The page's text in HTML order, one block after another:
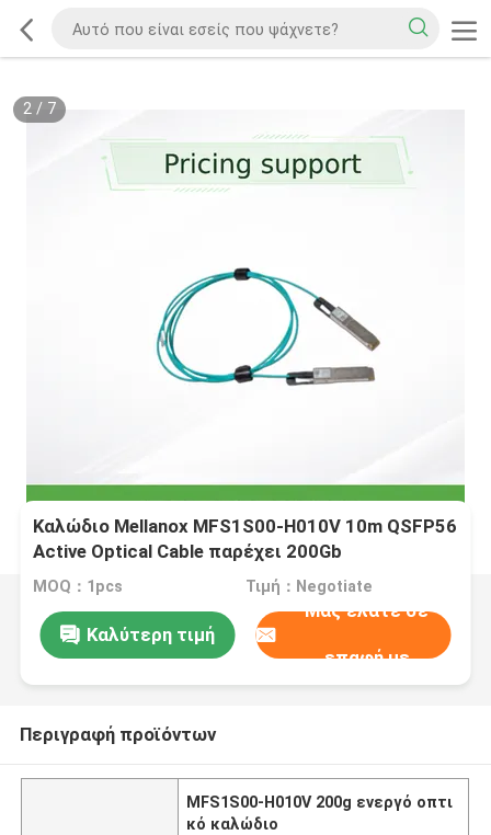
2/ 7
Καλώδιο Mellanox MFS1S00-H010V 10m QSFP56
Active Optical Cable παρέχει 200Gb
MOQ：1pcs Τιμή：Negotiate
Καλύτερη τιμή
Μας ελάτε σε
επαφή με
Περιγραφή προϊόντων
MFS1S00-H010V 200g ενεργό οπτι
κό καλώδιο